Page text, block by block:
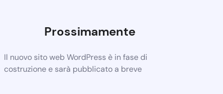
Prossimamente
Il nuovo sito web WordPress è in fase di
costruzione e sarà pubblicato a breve